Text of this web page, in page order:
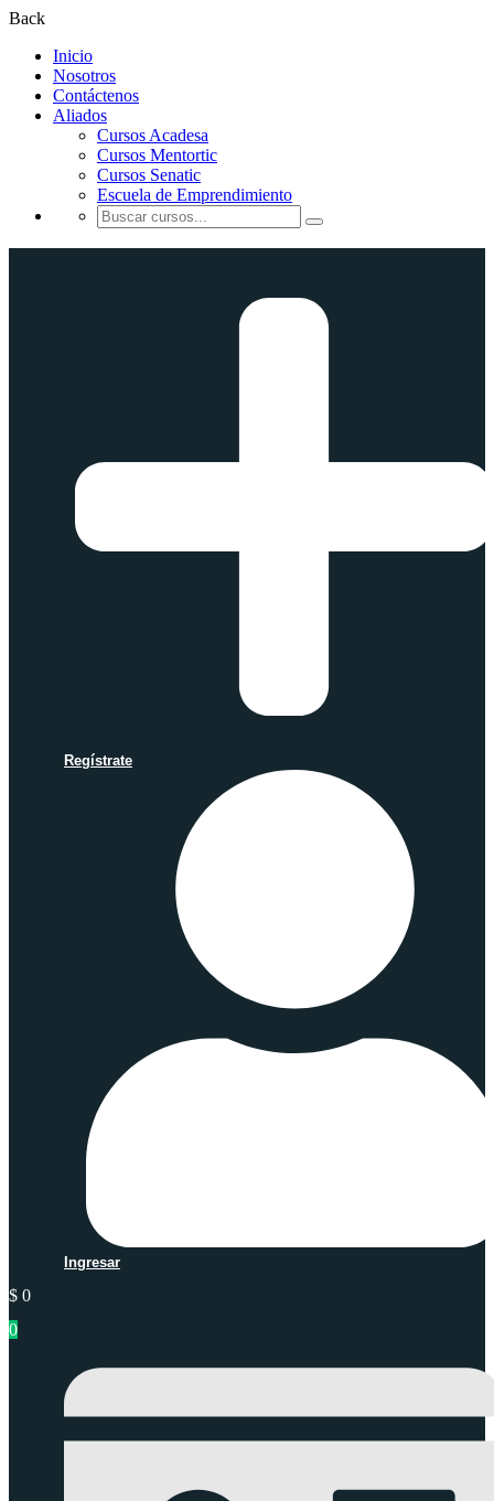
Back
Inicio
Nosotros
Contáctenos
Aliados
Cursos Acadesa
Cursos Mentortic
Cursos Senatic
Escuela de Emprendimiento
Regístrate
Ingresar
$ 0
0